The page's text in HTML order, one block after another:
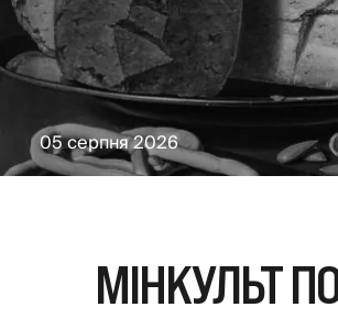
05 серпня 2026
МІНКУЛЬТ